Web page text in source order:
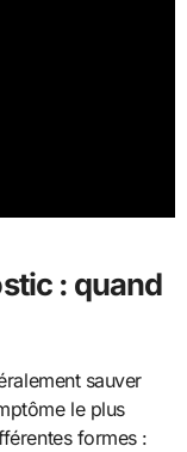
: quand
sauver
le plus
formes :